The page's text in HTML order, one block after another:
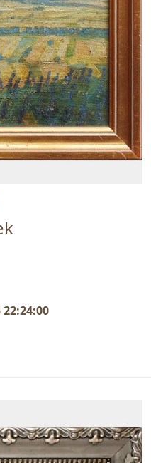
22:24:00